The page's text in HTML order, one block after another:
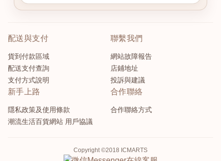
配送與支付
貨到付款區域
配送支付查詢
支付方式說明
聯繫我們
網站故障報告
店鋪地址
投訴與建議
新手上路
隱私政策及使用條款
潮流生活百貨網站 用戶協議
合作聯絡
合作聯絡方式
Copyright ©2018 ICMARTS